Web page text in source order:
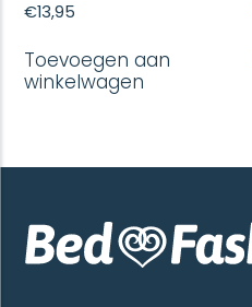
€13,95
Toevoegen aan
winkelwagen